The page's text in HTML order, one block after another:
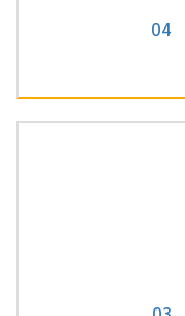
04